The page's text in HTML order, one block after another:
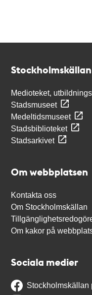
Medioteket,
Stadsmuseet
Medeltidsmuseet
Stadsbiblioteket
Stadsarkivet
Om webbplatsen
Kontakta oss
Om Stockholmskällan
Om kakor på
Sociala medier
Stockholmskällan